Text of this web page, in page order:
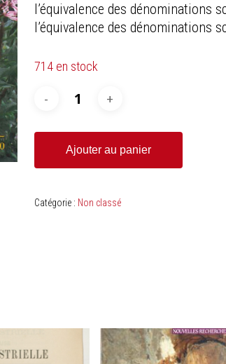
l’équivalence des dénominations
l’équivalence des dénominations
714 en stock
Ajouter au panier
Catégorie : Non classé